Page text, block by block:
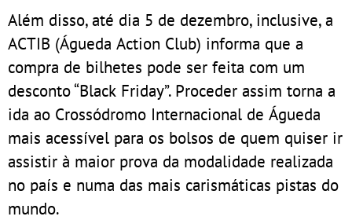
Além disso, até dia 5 de dezembro, inclusive, a
ACTIB (Águeda Action Club) informa que a
compra de bilhetes pode ser feita com um
desconto “Black Friday”. Proceder assim torna a
ida ao Crossódromo Internacional de Águeda
mais acessível para os bolsos de quem quiser ir
assistir à maior prova da modalidade realizada
no país e numa das mais carismáticas pistas do
mundo.